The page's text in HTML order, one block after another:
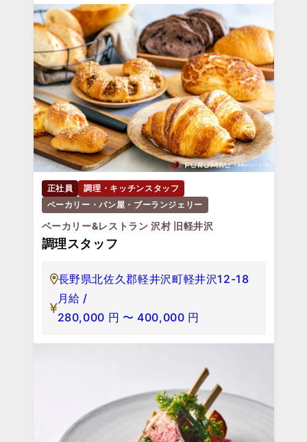
正社員
調理・キッチンスタッフ
ベーカリー・パン屋・ブーランジェリー
ベーカリー&レストラン 沢村 旧軽井沢
調理スタッフ
長野県北佐久郡軽井沢町軽井沢12-18
月給 /
280,000 円 〜 400,000 円